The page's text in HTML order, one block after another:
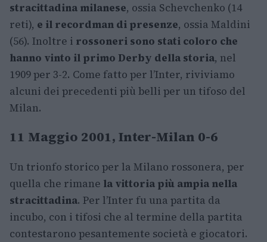
stracittadina milanese, ossia Schevchenko (14
reti), e il recordman di presenze, ossia Maldini
(56). Inoltre i rossoneri sono stati coloro che
hanno vinto il primo Derby della storia, nel
1909 per 3-2. Come fatto per l’Inter, riviviamo
alcuni dei precedenti più belli per un tifoso del
Milan.
11 Maggio 2001, Inter-Milan 0-6
Un trionfo storico per la Milano rossonera, per
quella che rimane la vittoria più ampia nella
stracittadina. Per l’Inter fu una partita da
incubo, con i tifosi che al termine della partita
contestarono pesantemente società e giocatori.